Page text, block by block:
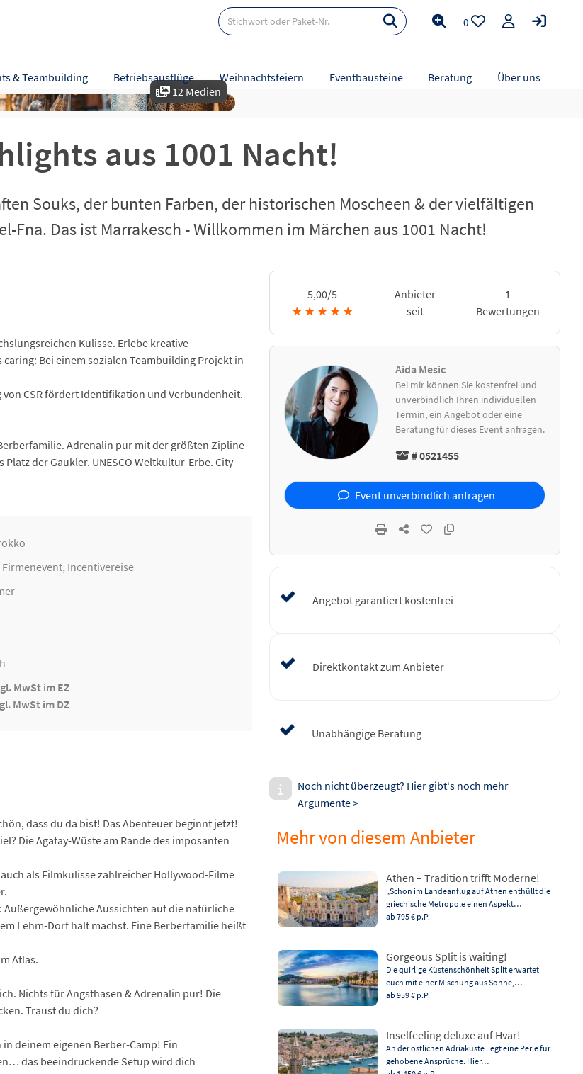
& Teambuilding Betriebsausflüge Weihnachtsfeiern Eventbausteine Beratung Über uns
0
12 Medien
aus 1001 Nacht!
Souks, der bunten Farben, der historischen Moscheen & der vielfältigen
Das ist Marrakesch - Willkommen im Märchen aus 1001 Nacht!
Bewertungen
Kulisse. Erlebe kreative
Bei einem sozialen Teambuilding Projekt in
CSR fördert Identifikation und Verbundenheit.
Adrenalin pur mit der größten Zipline
der Gaukler. UNESCO Weltkultur-Erbe. City
Firmenevent, Incentivereise
MwSt im EZ
MwSt im DZ
dass du da bist! Das Abenteuer beginnt jetzt!
Die Agafay-Wüste am Rande des imposanten
als Filmkulisse zahlreicher Hollywood-Filme
Aussichten auf die natürliche
Lehm-Dorf halt machst. Eine Berberfamilie heißt
Atlas.
Nichts für Angsthasen & Adrenalin pur! Die
Traust du dich?
deinem eigenen Berber-Camp! Ein
das beeindruckende Setup wird dich
5,00/5
★ ★ ★ ★ ★
Anbieter
seit
1
Bewertungen
Aida Mesic
Bei mir können Sie kostenfrei und
unverbindlich Ihren individuellen
Termin, ein Angebot oder eine
Beratung für dieses Event anfragen.
# 0521455
Event unverbindlich anfragen
Angebot garantiert kostenfrei
Direktkontakt zum Anbieter
Unabhängige Beratung
Noch nicht überzeugt? Hier gibt‘s noch mehr
Argumente >
Mehr von diesem Anbieter
Athen – Tradition trifft Moderne!
„Schon im Landeanflug auf Athen enthüllt die
griechische Metropole einen Aspekt…
ab 795 € p.P.
Gorgeous Split is waiting!
Die quirlige Küstenschönheit Split erwartet
euch mit einer Mischung aus Sonne,…
ab 959 € p.P.
Inselfeeling deluxe auf Hvar!
An der östlichen Adriaküste liegt eine Perle für
gehobene Ansprüche. Hier…